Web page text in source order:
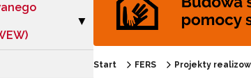
Zwiń sekcję "Budowa
▶
Start FERS Projekty